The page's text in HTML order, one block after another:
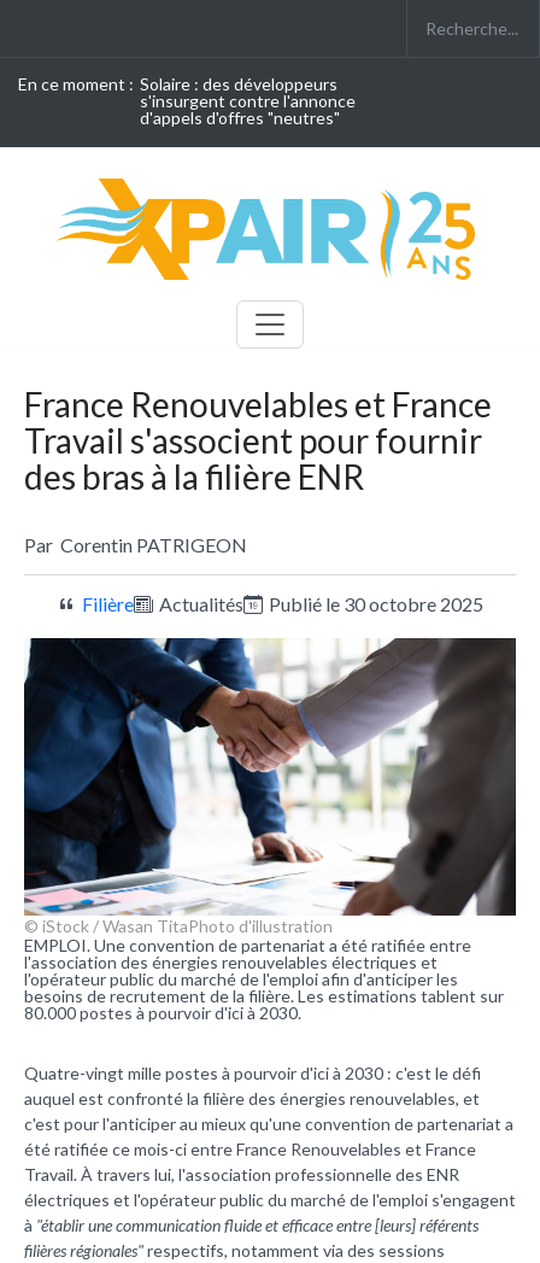
En ce moment : Solaire : des développeurs
s'insurgent contre l'annonce
d'appels d'offres "neutres"
France Renouvelables et France
Travail s'associent pour fournir
des bras à la filière ENR
Par Corentin PATRIGEON
Filière Actualités Publié le 30 octobre 2025
© iStock / Wasan TitaPhoto d'illustration
EMPLOI. Une convention de partenariat a été ratifiée entre
l'association des énergies renouvelables électriques et
l'opérateur public du marché de l'emploi afin d'anticiper les
besoins de recrutement de la filière. Les estimations tablent sur
80.000 postes à pourvoir d'ici à 2030.
Quatre-vingt mille postes à pourvoir d'ici à 2030 : c'est le défi
auquel est confronté la filière des énergies renouvelables, et
c'est pour l'anticiper au mieux qu'une convention de partenariat a
été ratifiée ce mois-ci entre France Renouvelables et France
Travail. À travers lui, l'association professionnelle des ENR
électriques et l'opérateur public du marché de l'emploi s'engagent
à "établir une communication fluide et efficace entre [leurs] référents
filières régionales"respectifs, notamment via des sessions